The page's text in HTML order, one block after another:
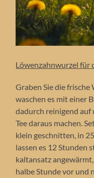
Löwenzahnwurzel für
Graben Sie die frische
waschen es mit einer
dadurch reinigend auf
Tee daraus machen.
klein geschnitten, in
lassen es 12 Stunden
kaltansatz
halbe Stunde vor und